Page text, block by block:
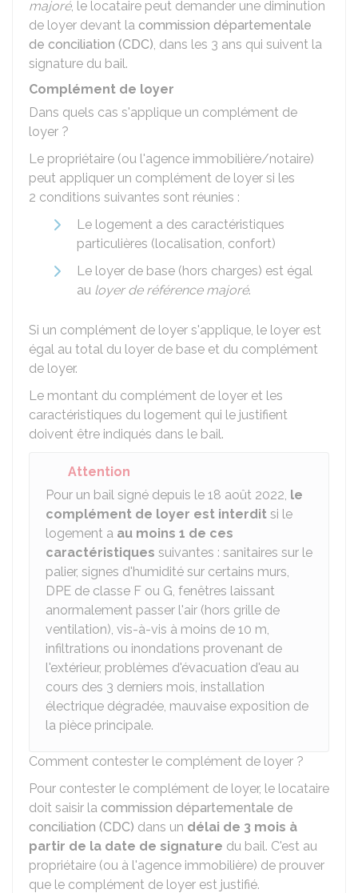
majoré, le locataire peut demander une diminution
de loyer devant la commission départementale
de conciliation (CDC), dans les 3 ans qui suivent la
signature du bail.
Complément de loyer
Dans quels cas s'applique un complément de
loyer ?
Le propriétaire (ou l'agence immobilière/notaire)
peut appliquer un complément de loyer si les
2 conditions suivantes sont réunies :
Le logement a des caractéristiques
particulières (localisation, confort)
Le loyer de base (hors charges) est égal
au loyer de référence majoré.
Si un complément de loyer s'applique, le loyer est
égal au total du loyer de base et du complément
de loyer.
Le montant du complément de loyer et les
caractéristiques du logement qui le justifient
doivent être indiqués dans le bail.
Attention
Pour un bail signé depuis le 18 août 2022, le
complément de loyer est interdit si le
logement a au moins 1 de ces
caractéristiques suivantes : sanitaires sur le
palier, signes d'humidité sur certains murs,
DPE de classe F ou G, fenêtres laissant
anormalement passer l'air (hors grille de
ventilation), vis-à-vis à moins de 10 m,
infiltrations ou inondations provenant de
l'extérieur, problèmes d'évacuation d'eau au
cours des 3 derniers mois, installation
électrique dégradée, mauvaise exposition de
la pièce principale.
Comment contester le complément de loyer ?
Pour contester le complément de loyer, le locataire
doit saisir la commission départementale de
conciliation (CDC) dans un délai de 3 mois à
partir de la date de signature du bail. C'est au
propriétaire (ou à l'agence immobilière) de prouver
que le complément de loyer est justifié.